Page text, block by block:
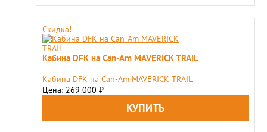
Скидка!
Кабина DFK на Can-Am MAVERICK TRAIL
Кабина DFK на Can-Am MAVERICK TRAIL
Цена: 269 000 ₽